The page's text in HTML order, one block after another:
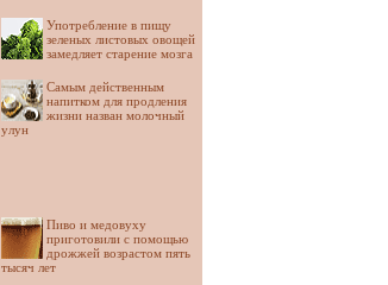
Употребление в пищу
зеленых листовых овощей
замедляет старение мозга
Самым действенным
напитком для продления
жизни назван молочный
улун
Пиво и медовуху
приготовили с помощью
дрожжей возрастом пять
тысяч лет